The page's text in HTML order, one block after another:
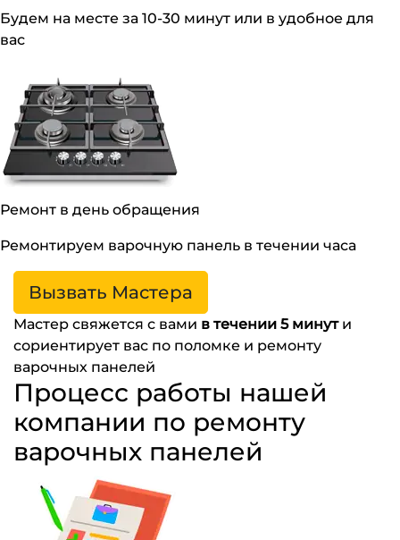
Будем на месте за 10-30 минут или в удобное для
вас
Ремонт в день обращения
Ремонтируем варочную панель в течении часа
Вызвать Мастера
Мастер свяжется с вами в течении 5 минути
сориентирует вас по поломке и ремонту
варочных панелей
Процесс работы нашей
компании по ремонту
варочных панелей